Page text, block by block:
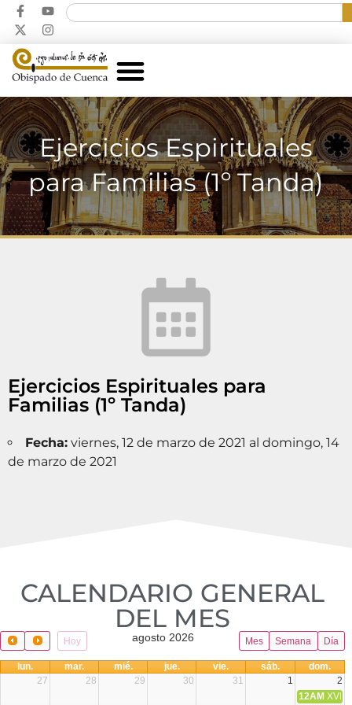
Ejercicios Espirituales
para Familias (1º Tanda)
Ejercicios Espirituales para
Familias (1º Tanda)
Fecha: viernes, 12 de marzo de 2021 al domingo, 14
de marzo de 2021
CALENDARIO GENERAL
DEL MES​
Hoy Mes Semana Día
agosto 2026
lun. mar. mié. jue. vie. sáb.
dom.
27
28 29 30 31 1
2
12AM XVIII